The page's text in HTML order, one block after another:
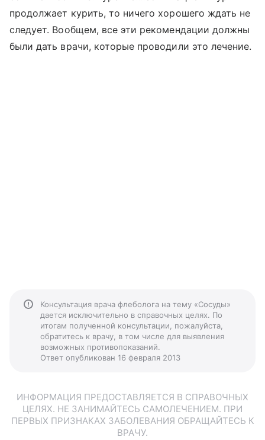
продолжает курить, то ничего хорошего ждать не
следует. Вообщем, все эти рекомендации должны
были дать врачи, которые проводили это лечение.
Консультация врача флеболога на тему «Сосуды»
дается исключительно в справочных целях. По
итогам полученной консультации, пожалуйста,
обратитесь к врачу, в том числе для выявления
возможных противопоказаний.
Ответ опубликован 16 февраля 2013
ИНФОРМАЦИЯ ПРЕДОСТАВЛЯЕТСЯ В СПРАВОЧНЫХ
ЦЕЛЯХ. НЕ ЗАНИМАЙТЕСЬ САМОЛЕЧЕНИЕМ. ПРИ
ПЕРВЫХ ПРИЗНАКАХ ЗАБОЛЕВАНИЯ ОБРАЩАЙТЕСЬ К
ВРАЧУ.